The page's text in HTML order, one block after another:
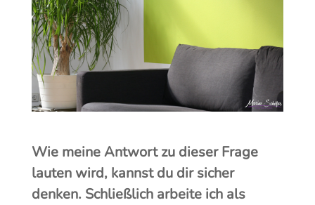
Wie meine Antwort zu dieser Frage
lauten wird, kannst du dir sicher
denken. Schließlich arbeite ich als